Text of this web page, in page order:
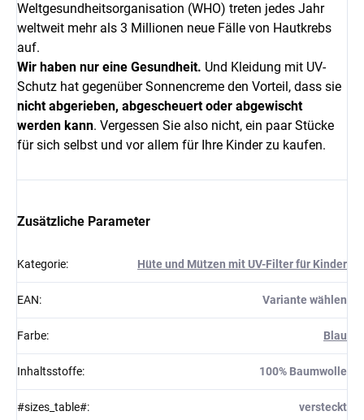
Weltgesundheitsorganisation (WHO) treten jedes Jahr
weltweit mehr als 3 Millionen neue Fälle von Hautkrebs
auf.
Wir haben nur eine Gesundheit. Und Kleidung mit UV-
Schutz hat gegenüber Sonnencreme den Vorteil, dass sie
nicht abgerieben, abgescheuert oder abgewischt
werden kann. Vergessen Sie also nicht, ein paar Stücke
für sich selbst und vor allem für Ihre Kinder zu kaufen.
Zusätzliche Parameter
Kategorie: Hüte und Mützen mit UV-Filter für Kinder
EAN: Variante wählen
Farbe: Blau
Inhaltsstoffe: 100% Baumwolle
#sizes_table#: versteckt